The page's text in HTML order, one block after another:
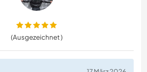
(Ausgezeichnet )